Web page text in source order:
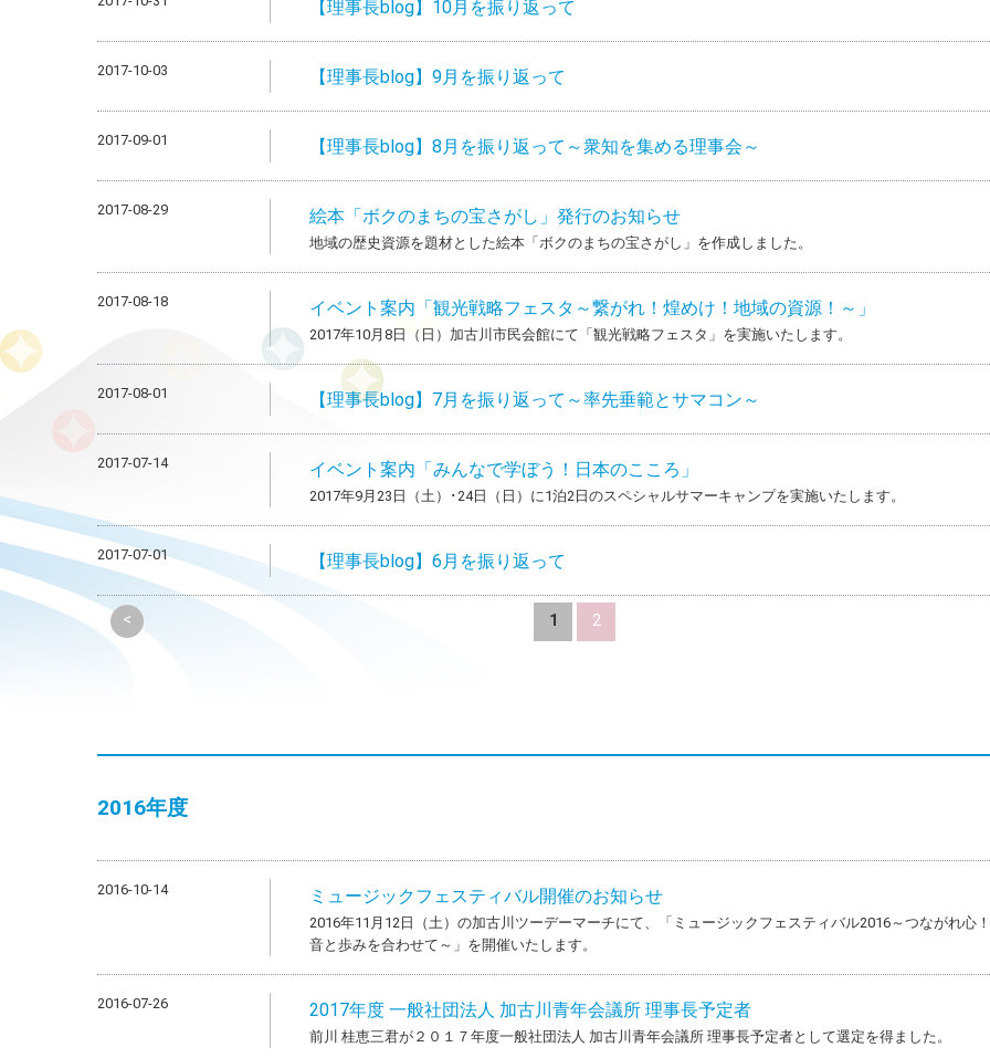
【理事長blog】10月を振り返って
2017-10-03 【理事長blog】9月を振り返って
2017-09-01 【理事長blog】8月を振り返って～衆知を集める理事会～
2017-08-29 絵本「ボクのまちの宝さがし」発行のお知らせ
地域の歴史資源を題材とした絵本「ボクのまちの宝さがし」を作成しました。
2017-08-18 イベント案内「観光戦略フェスタ～繋がれ！煌めけ！地域の資源！～」
2017年10月8日（日）加古川市民会館にて「観光戦略フェスタ」を実施いたします。
2017-08-01 【理事長blog】7月を振り返って～率先垂範とサマコン～
2017-07-14 イベント案内「みんなで学ぼう！日本のこころ」
2017年9月23日（土）･24日（日）に1泊2日のスペシャルサマーキャンプを実施いたします。
2017-07-01 【理事長blog】6月を振り返って
< 1 2
2016年度
2016-10-14 ミュージックフェスティバル開催のお知らせ
2016年11月12日（土）の加古川ツーデーマーチにて、「ミュージックフェスティバル2016～つながれ心！
音と歩みを合わせて～」を開催いたします。
2016-07-26 2017年度 一般社団法人 加古川青年会議所 理事長予定者
前川 桂恵三君が２０１７年度一般社団法人 加古川青年会議所 理事長予定者として選定を得ました。